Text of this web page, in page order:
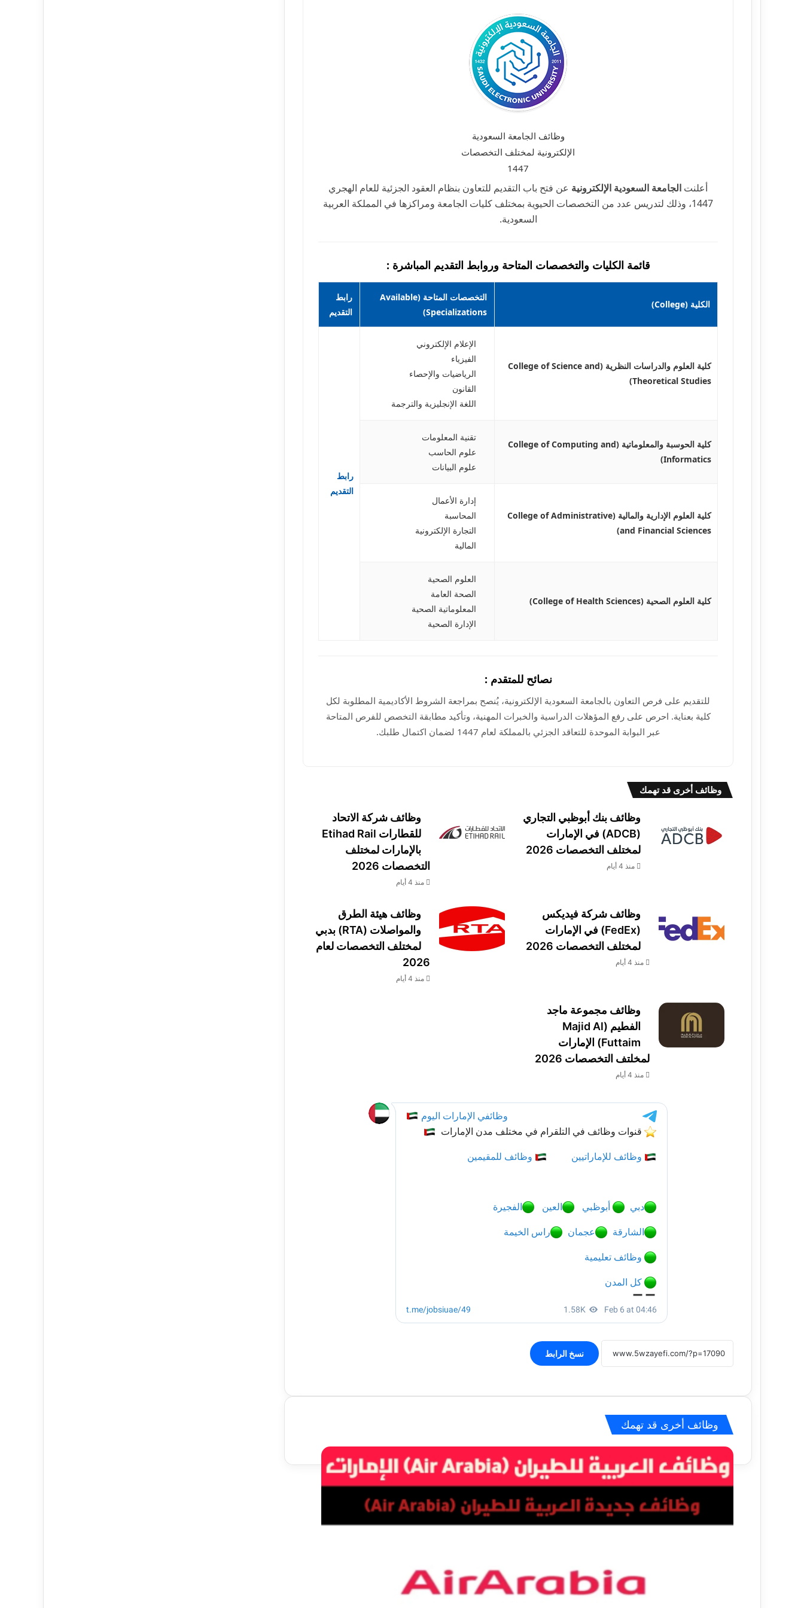
وظائف الجامعة السعودية
الإلكترونية لمختلف التخصصات
1447
أعلنت الجامعة السعودية الإلكترونية عن فتح باب التقديم للتعاون بنظام العقود الجزئية للعام الهجري
1447، وذلك لتدريس عدد من التخصصات الحيوية بمختلف كليات الجامعة ومراكزها في المملكة العربية
السعودية.
قائمة الكليات والتخصصات المتاحة وروابط التقديم المباشرة :
الكلية (College)
التخصصات المتاحة (Available
Specializations)
رابط
التقديم
كلية العلوم والدراسات النظرية (College of Science and
Theoretical Studies)
الإعلام الإلكتروني
الفيزياء
الرياضيات والإحصاء
القانون
اللغة الإنجليزية والترجمة
رابط
التقديم
كلية الحوسبة والمعلوماتية (College of Computing and
Informatics)
تقنية المعلومات
علوم الحاسب
علوم البيانات
كلية العلوم الإدارية والمالية (College of Administrative
and Financial Sciences)
إدارة الأعمال
المحاسبة
التجارة الإلكترونية
المالية
كلية العلوم الصحية (College of Health Sciences)
العلوم الصحية
الصحة العامة
المعلوماتية الصحية
الإدارة الصحية
نصائح للمتقدم :
للتقديم على فرص التعاون بالجامعة السعودية الإلكترونية، يُنصح بمراجعة الشروط الأكاديمية المطلوبة لكل
كلية بعناية. احرص على رفع المؤهلات الدراسية والخبرات المهنية، وتأكيد مطابقة التخصص للفرص المتاحة
عبر البوابة الموحدة للتعاقد الجزئي بالمملكة لعام 1447 لضمان اكتمال طلبك.
وظائف أخرى قد تهمك
وظائف بنك أبوظبي التجاري
(ADCB) في الإمارات
لمختلف التخصصات 2026
منذ 4 أيام
وظائف شركة الاتحاد
للقطارات Etihad Rail
بالإمارات لمختلف
التخصصات 2026
منذ 4 أيام
وظائف شركة فيديكس
(FedEx) في الإمارات
لمختلف التخصصات 2026
منذ 4 أيام
وظائف هيئة الطرق
والمواصلات (RTA) بدبي
لمختلف التخصصات لعام
2026
منذ 4 أيام
وظائف مجموعة ماجد
الفطيم (Majid Al
Futtaim) الإمارات
لمخلتف التخصصات 2026
منذ 4 أيام
نسخ الرابط
وظائف أخرى قد تهمك